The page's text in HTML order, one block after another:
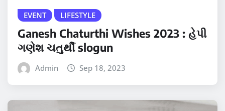
EVENT LIFESTYLE
Ganesh Chaturthi Wishes 2023 : હેપી
ગણેશ ચતુર્થી slogun
Admin Sep 18, 2023